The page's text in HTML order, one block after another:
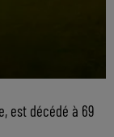
est décédé à 69